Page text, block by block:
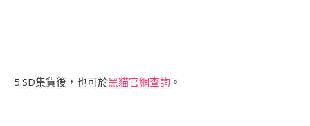
5.SD集貨後，也可於黑貓官網查詢 。